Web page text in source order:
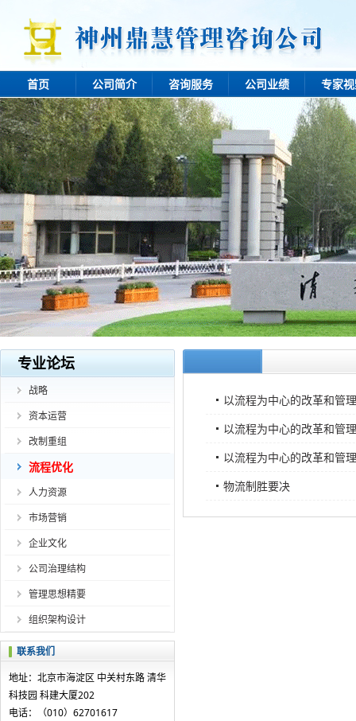
首页 公司简介 咨询服务 公司业绩 专家
专业论坛
战略
资本运营
改制重组
流程优化
人力资源
市场营销
企业文化
公司治理结构
管理思想精要
组织架构设计
联系我们
地址：北京市海淀区 中关村东路 清华
科技园 科建大厦202
电话：（010）62701617
以流程为中心的改革和管
以流程为中心的改革和管
以流程为中心的改革和管
物流制胜要决